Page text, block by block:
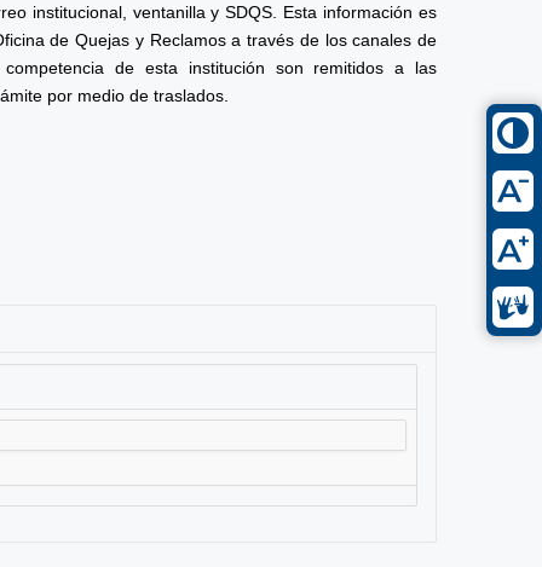
institucional, ventanilla y SDQS. Esta información es
de Quejas y Reclamos a través de los canales de
de esta institución son remitidos a las
por medio de traslados.